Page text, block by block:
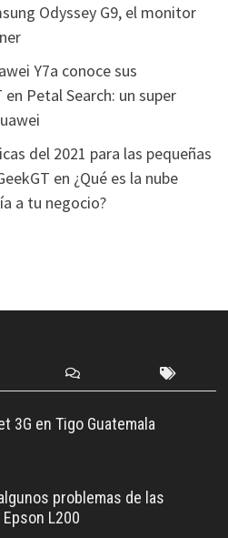
Odyssey G9, el monitor
Y7a conoce sus
en Petal Search: un super
del 2021 para las pequeñas
en ¿Qué es la nube
a tu negocio?
3G en Tigo Guatemala
problemas de las
L200